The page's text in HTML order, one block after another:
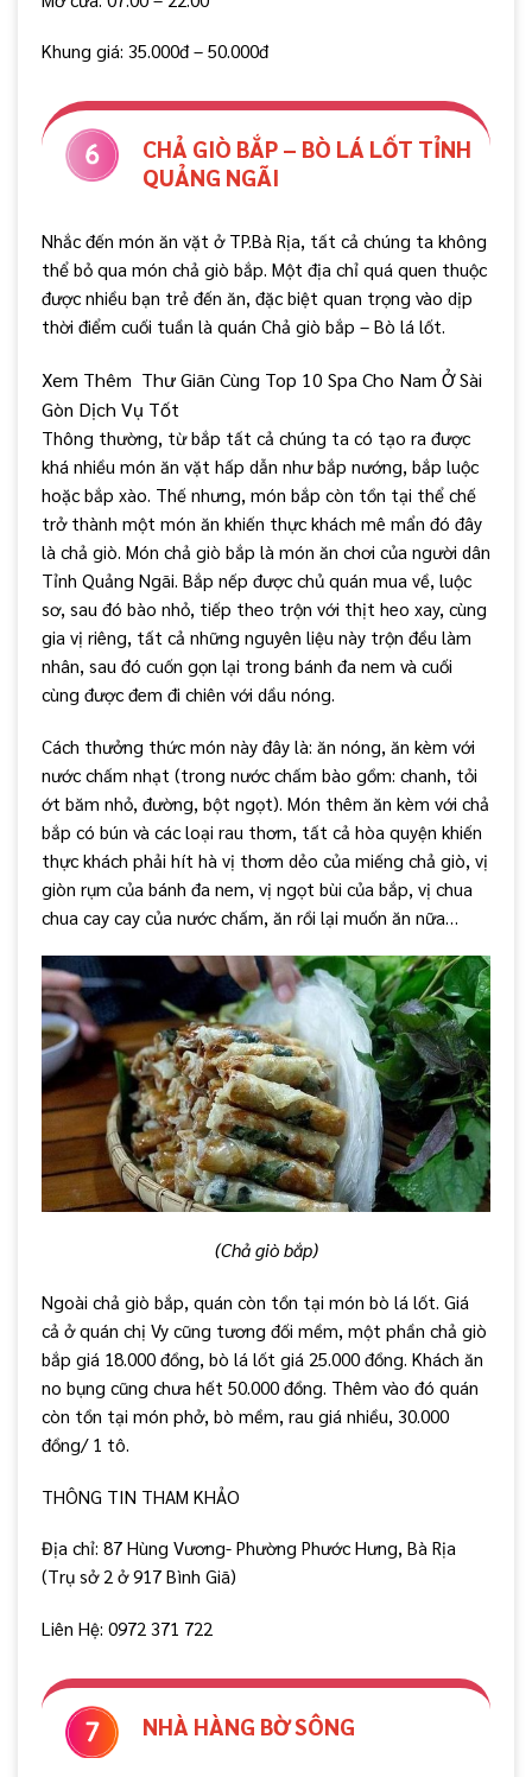
Khung giá: 35.000đ – 50.000đ
CHẢ GIÒ BẮP – BÒ LÁ LỐT TỈNH
QUẢNG NGÃI
Nhắc đến món ăn vặt ở TP.Bà Rịa, tất cả chúng ta không
thể bỏ qua món chả giò bắp. Một địa chỉ quá quen thuộc
được nhiều bạn trẻ đến ăn, đặc biệt quan trọng vào dịp
thời điểm cuối tuần là quán Chả giò bắp – Bò lá lốt.
Xem Thêm Thư Giãn Cùng Top 10 Spa Cho Nam Ở Sài
Gòn Dịch Vụ Tốt
Thông thường, từ bắp tất cả chúng ta có tạo ra được
khá nhiều món ăn vặt hấp dẫn như bắp nướng, bắp luộc
hoặc bắp xào. Thế nhưng, món bắp còn tồn tại thể chế
trở thành một món ăn khiến thực khách mê mẩn đó đây
là chả giò. Món chả giò bắp là món ăn chơi của người dân
Tỉnh Quảng Ngãi. Bắp nếp được chủ quán mua về, luộc
sơ, sau đó bào nhỏ, tiếp theo trộn với thịt heo xay, cùng
gia vị riêng, tất cả những nguyên liệu này trộn đều làm
nhân, sau đó cuốn gọn lại trong bánh đa nem và cuối
cùng được đem đi chiên với dầu nóng.
Cách thưởng thức món này đây là: ăn nóng, ăn kèm với
nước chấm nhạt (trong nước chấm bào gồm: chanh, tỏi
ớt băm nhỏ, đường, bột ngọt). Món thêm ăn kèm với chả
bắp có bún và các loại rau thơm, tất cả hòa quyện khiến
thực khách phải hít hà vị thơm dẻo của miếng chả giò, vị
giòn rụm của bánh đa nem, vị ngọt bùi của bắp, vị chua
chua cay cay của nước chấm, ăn rồi lại muốn ăn nữa…
(Chả giò bắp)
Ngoài chả giò bắp, quán còn tồn tại món bò lá lốt. Giá
cả ở quán chị Vy cũng tương đối mềm, một phần chả giò
bắp giá 18.000 đồng, bò lá lốt giá 25.000 đồng. Khách ăn
no bụng cũng chưa hết 50.000 đồng. Thêm vào đó quán
còn tồn tại món phở, bò mềm, rau giá nhiều, 30.000
đồng/ 1 tô.
THÔNG TIN THAM KHẢO
Địa chỉ: 87 Hùng Vương- Phường Phước Hưng, Bà Rịa
(Trụ sở 2 ở 917 Bình Giã)
Liên Hệ: 0972 371 722
NHÀ HÀNG BỜ SÔNG